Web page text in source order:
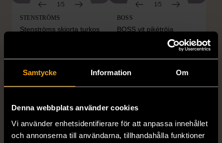
Samtycke Information Om
Denna webbplats använder cookies
Vi använder enhetsidentifierare för att anpassa innehållet
och annonserna till användarna, tillhandahålla funktioner
1/5
STENSTRÖMS
Stenströms skjorta turkos
1/5
BOSS
BOSS vit pikétröja
Mycket gott skick